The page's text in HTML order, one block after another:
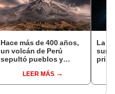
Hace más de 400 años,
un volcán de Perú
sepultó pueblos y
veranos más fríos de la
historia: sigue bajo
LEER MÁS
La